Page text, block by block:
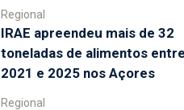
Regional
IRAE apreendeu mais de 32
toneladas de alimentos
2021 e 2025 nos Açores
Regional